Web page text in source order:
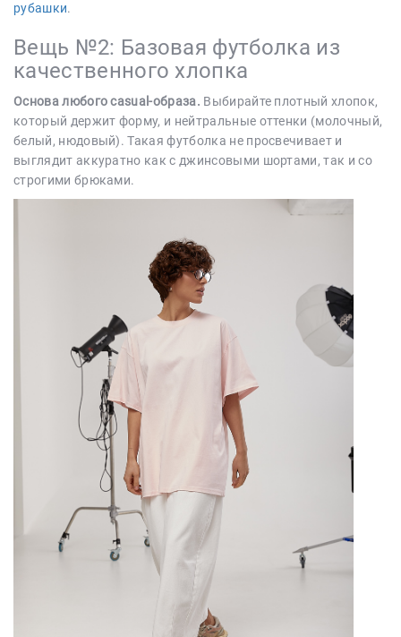
рубашки.
Вещь №2: Базовая футболка из
качественного хлопка
Основа любого casual-образа. Выбирайте плотный хлопок,
который держит форму, и нейтральные оттенки (молочный,
белый, нюдовый). Такая футболка не просвечивает и
выглядит аккуратно как с джинсовыми шортами, так и со
строгими брюками.